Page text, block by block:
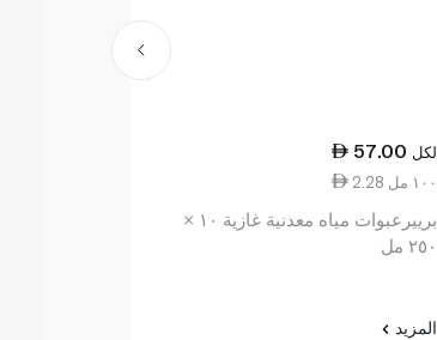
57.00 لكل
2.28 ١٠٠ مل
برييرعبوات مياه معدنية غازية ١٠ ×
٢٥٠ مل
المزيد